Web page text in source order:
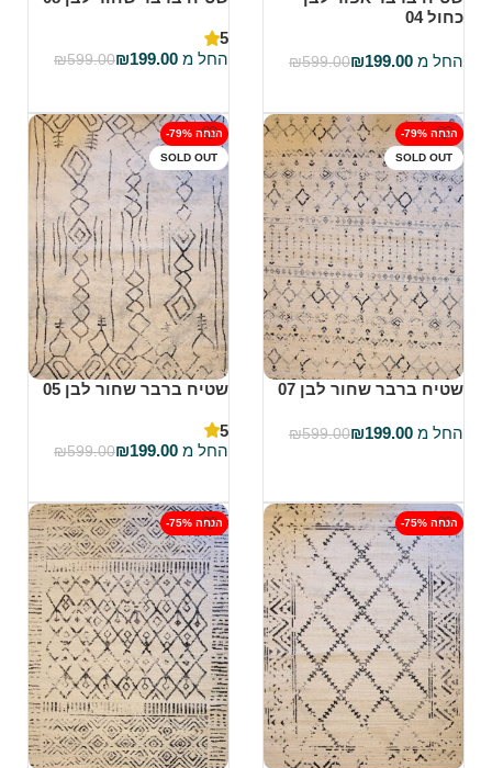
כחול 04
החל מ ₪199.00
₪599.00
5
החל מ
₪199.00
₪599.00
-79% הנחה
SOLD OUT
שטיח ברבר שחור לבן 07
החל מ ₪199.00
₪599.00
-79% הנחה
SOLD OUT
שטיח ברבר שחור לבן 05
5
החל מ
₪199.00
₪599.00
-75% הנחה -75% הנחה